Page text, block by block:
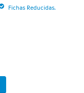
Fichas Reducidas.